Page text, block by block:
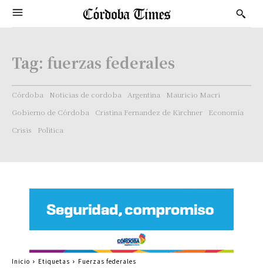
Tag: fuerzas federales
Córdoba Noticias de cordoba Argentina
Mauricio Macri
Gobierno de Córdoba
Cristina Fernandez de Kirchner
Economía
Crisis
Politica
Inicio Etiquetas Fuerzas federales